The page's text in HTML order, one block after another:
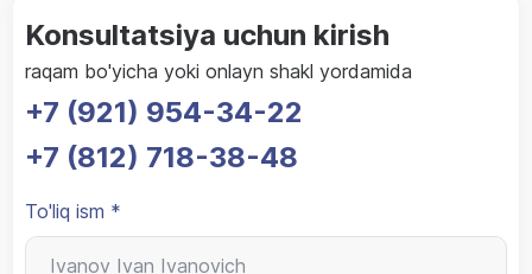
Konsultatsiya uchun kirish
raqam bo'yicha yoki onlayn shakl yordamida
+7 (921) 954-34-22
+7 (812) 718-38-48
To'liq ism *